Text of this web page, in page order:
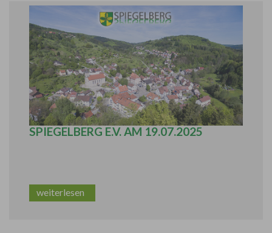
GERÜMPELTURNIER DES SV
SPIEGELBERG E.V. AM 19.07.2025
weiterlesen